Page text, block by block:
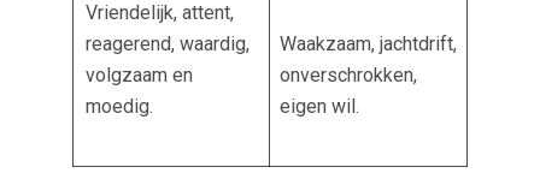
Vriendelijk, attent,
reagerend, waardig,
volgzaam en
moedig.
Waakzaam, jachtdrift,
onverschrokken,
eigen wil.